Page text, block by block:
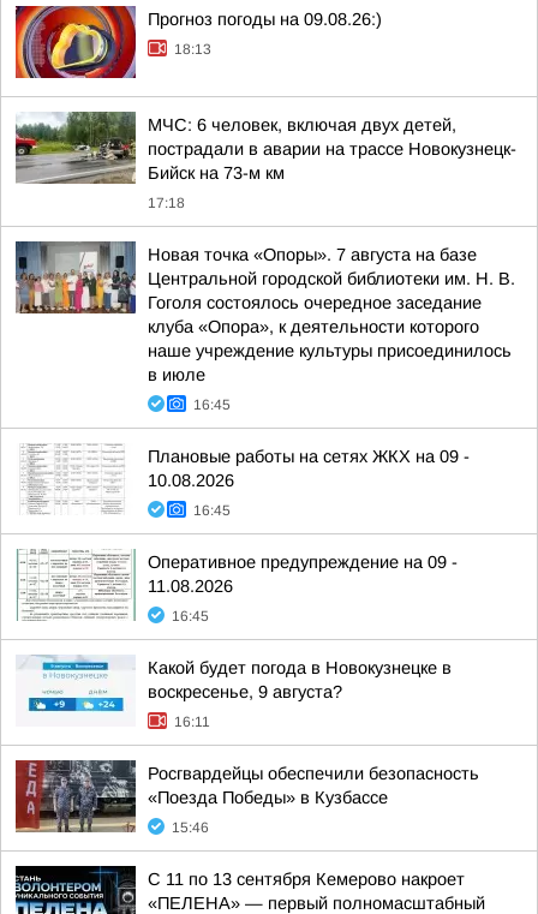
Прогноз погоды на 09.08.26:)
18:13
МЧС: 6 человек, включая двух детей,
пострадали в аварии на трассе Новокузнецк-
Бийск на 73-м км
17:18
Новая точка «Опоры». 7 августа на базе
Центральной городской библиотеки им. Н. В.
Гоголя состоялось очередное заседание
клуба «Опора», к деятельности которого
наше учреждение культуры присоединилось
в июле
16:45
Плановые работы на сетях ЖКХ на 09 -
10.08.2026
16:45
Оперативное предупреждение на 09 -
11.08.2026
16:45
Какой будет погода в Новокузнецке в
воскресенье, 9 августа?
16:11
Росгвардейцы обеспечили безопасность
«Поезда Победы» в Кузбассе
15:46
С 11 по 13 сентября Кемерово накроет
«ПЕЛЕНА» — первый полномасштабный